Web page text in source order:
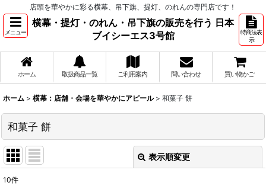
店頭を華やかに彩る横幕、吊下旗、提灯、のれんの専門店です！
メニュー
横幕・提灯・のれん・吊下旗の販売を行う 日本
ブイシーエス3号館
特商法表
示
ホーム 取扱商品一覧 ご利用案内 問い合わせ 買い物かご
ホーム > 横幕：店舗・会場を華やかにアピール > 和菓子 餅
和菓子 餅
表示順変更
10件